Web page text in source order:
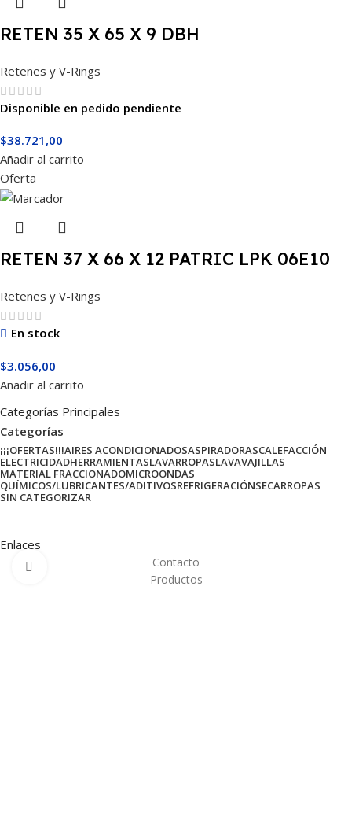
Haga Click para agrandar
RETEN 35 X 65 X 9 DBH
Retenes y V-Rings
Disponible en pedido pendiente
$38.721,00
Añadir al carrito
Oferta
RETEN 37 X 66 X 12 PATRIC LPK 06E10
Retenes y V-Rings
En stock
$3.056,00
Añadir al carrito
Categorías Principales
Categorías
¡¡¡OFERTAS!!!AIRES ACONDICIONADOSASPIRADORASCALEFACCIÓN
ELECTRICIDADHERRAMIENTASLAVARROPASLAVAVAJILLAS
MATERIAL FRACCIONADOMICROONDAS
QUÍMICOS/LUBRICANTES/ADITIVOSREFRIGERACIÓNSECARROPAS
SIN CATEGORIZAR
Enlaces
Contacto
Productos